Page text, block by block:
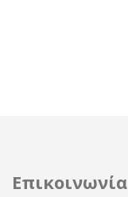
Επικοινωνία